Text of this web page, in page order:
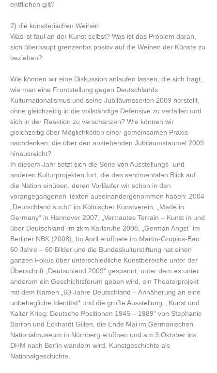
entfliehen gilt?
2) die künstlerischen Weihen:
Was ist faul an der Kunst selbst? Was ist das Problem daran,
sich überhaupt grenzenlos positiv auf die Weihen der Künste zu
beziehen?
Wie können wir eine Diskussion anlaufen lassen, die sich fragt,
wie man eine Frontstellung gegen Deutschlands
Kulturnationalismus und seine Jubiläumsserien 2009 herstellt,
ohne gleichzeitig in die vollständige Defensive zu verfallen und
sich in der Reaktion zu verschanzen? Wie können wir
gleichzeitig über Möglichkeiten einer gemeinsamen Praxis
nachdenken, die über den anstehenden Jubiläumstaumel 2009
hinausreicht?
In diesem Jahr setzt sich die Serie von Ausstellungs- und
anderen Kulturprojekten fort, die den sentimentalen Blick auf
die Nation einüben, deren Vorläufer wir schon in den
vorangegangenen Texten auseinandergenommen haben: 2004
„Deutschland sucht“ im Kölnischer Kunstverein, „Made in
Germany“ in Hannover 2007, „Vertrautes Terrain – Kunst in und
über Deutschland’ im zkm Karlsruhe 2008, „German Angst“ im
Berliner NBK (2008). Im April eröffnete im Martin-Gropius-Bau
60 Jahre – 60 Bilder und die Bundeskulturstiftung hat einen
ganzen Fokus über unterschiedliche Kunstbereiche unter der
Überschrift „Deutschland 2009“ gespannt, unter dem es unter
anderem ein Geschichtsforum geben wird, ein Theaterprojekt
mit dem Namen „60 Jahre Deutschland – Annäherung an eine
unbehagliche Identität“ und die große Ausstellung: „Kunst und
Kalter Krieg: Deutsche Positionen 1945 – 1989“ von Stephanie
Barron und Eckhardt Gillen, die Ende Mai im Germanischen
Nationalmuseum in Nürnberg eröffnen und am 3.Oktober ins
DHM nach Berlin wandern wird. Kunstgeschichte als
Nationalgeschichte.